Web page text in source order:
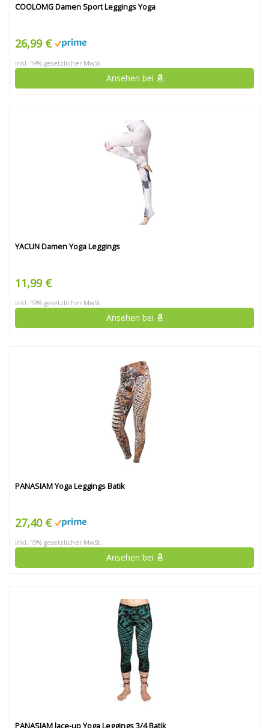
COOLOMG Damen Sport Leggings Yoga
26,99 €
inkl. 19% gesetzlicher MwSt.
Ansehen bei
YACUN Damen Yoga Leggings
11,99 €
inkl. 19% gesetzlicher MwSt.
Ansehen bei
PANASIAM Yoga Leggings Batik
27,40 €
inkl. 19% gesetzlicher MwSt.
Ansehen bei
PANASIAM lace-up Yoga Leggings 3/4 Batik